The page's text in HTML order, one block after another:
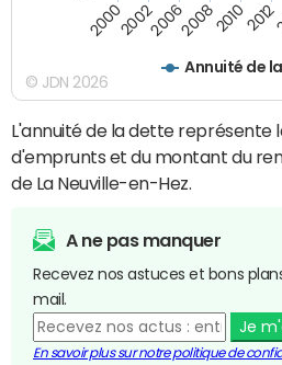
Annuité de
200020022006200820102012
© JDN 2026
L'annuité de la dette représente
d'emprunts et du montant du
de La Neuville-en-Hez.
A ne pas manquer
Recevez nos astuces et bons
mail.
Je
En savoir plus sur notre politique de